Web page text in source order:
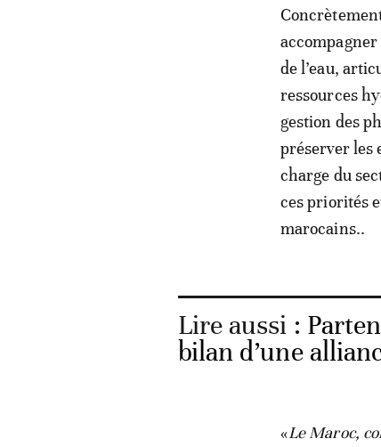
de l’eau,
ressources
gestion des
préserver les
charge du
ces priorités
marocains..
Lire aussi :
bilan d’une
«Le Maroc,